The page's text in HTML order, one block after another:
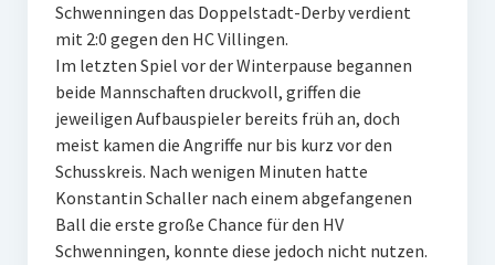
Vereinsheim
Hockey Shirts
FSJ Stelle
W U16
W U12
Schwenningen das Doppelstadt-Derby verdient
mit 2:0 gegen den HC Villingen.
Im letzten Spiel vor der Winterpause begannen
beide Mannschaften druckvoll, griffen die
jeweiligen Aufbauspieler bereits früh an, doch
meist kamen die Angriffe nur bis kurz vor den
Schusskreis. Nach wenigen Minuten hatte
Konstantin Schaller nach einem abgefangenen
Ball die erste große Chance für den HV
Schwenningen, konnte diese jedoch nicht nutzen.